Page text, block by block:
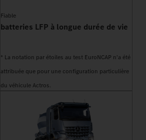
Fiable
batteries LFP à longue durée de vie
* La notation par étoiles au test EuroNCAP n'a été
attribuée que pour une configuration particulière
du véhicule Actros.